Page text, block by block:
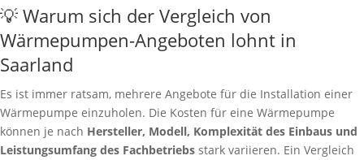
💡 Warum sich der Vergleich von
Wärmepumpen-Angeboten lohnt in
Saarland
Es ist immer ratsam, mehrere Angebote für die Installation einer
Wärmepumpe einzuholen. Die Kosten für eine Wärmepumpe
können je nach Hersteller, Modell, Komplexität des Einbaus und
Leistungsumfang des Fachbetriebs stark variieren. Ein Vergleich